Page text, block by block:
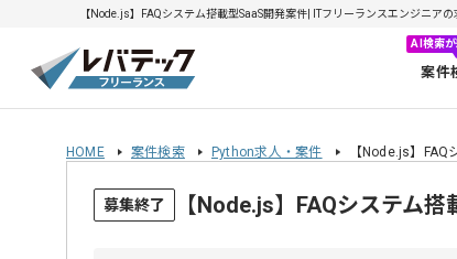
【Node.js】FAQシステム搭載型SaaS開発案件| ITフリーランスエンジニア
AI検索が
案件
HOME 案件検索 Python求人・案件 【Node.js】
募集終了 【Node.js】FAQシステム